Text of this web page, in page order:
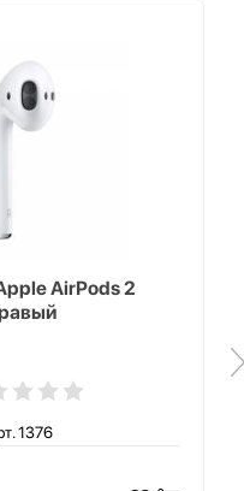
AirPods 2
1376